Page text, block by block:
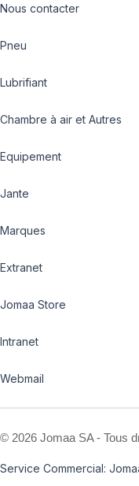
Nous contacter
Pneu
Lubrifiant
Chambre à air et Autres
Equipement
Jante
Marques
Extranet
Jomaa Store
Intranet
Webmail
© 2026 Jomaa SA - Tous
Service Commercial: